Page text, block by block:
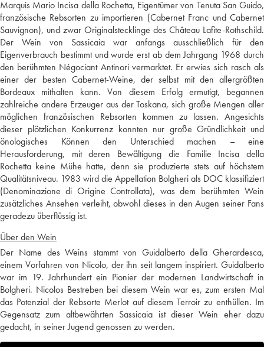
Marquis Mario Incisa della Rochetta, Eigentümer von Tenuta San Guido,
französische Rebsorten zu importieren (Cabernet Franc und Cabernet
Sauvignon), und zwar Originalstecklinge des Château Lafite-Rothschild.
Der Wein von Sassicaia war anfangs ausschließlich für den
Eigenverbrauch bestimmt und wurde erst ab dem Jahrgang 1968 durch
den berühmten Négociant Antinori vermarktet. Er erwies sich rasch als
einer der besten Cabernet-Weine, der selbst mit den allergrößten
Bordeaux mithalten kann. Von diesem Erfolg ermutigt, begannen
zahlreiche andere Erzeuger aus der Toskana, sich große Mengen aller
möglichen französischen Rebsorten kommen zu lassen. Angesichts
dieser plötzlichen Konkurrenz konnten nur große Gründlichkeit und
önologisches Können den Unterschied machen – eine
Herausforderung, mit deren Bewältigung die Familie Incisa della
Rochetta keine Mühe hatte, denn sie produzierte stets auf höchstem
Qualitätsniveau. 1983 wird die Appellation Bolgheri als DOC klassifiziert
(Denominazione di Origine Controllata), was dem berühmten Wein
zusätzliches Ansehen verleiht, obwohl dieses in den Augen seiner Fans
geradezu überflüssig ist.
Über den Wein
Der Name des Weins stammt von Guidalberto della Gherardesca,
einem Vorfahren von Nicolo, der ihn seit langem inspiriert. Guidalberto
war im 19. Jahrhundert ein Pionier der modernen Landwirtschaft in
Bolgheri. Nicolos Bestreben bei diesem Wein war es, zum ersten Mal
das Potenzial der Rebsorte Merlot auf diesem Terroir zu enthüllen. Im
Gegensatz zum altbewährten Sassicaia ist dieser Wein eher dazu
gedacht, in seiner Jugend genossen zu werden.